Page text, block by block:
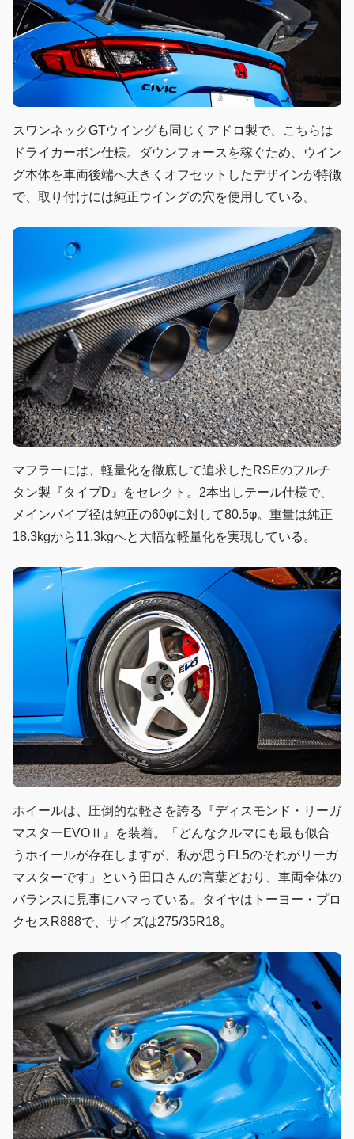
スワンネックGTウイングも同じくアドロ製で、こちらは
ドライカーボン仕様。ダウンフォースを稼ぐため、ウイン
グ本体を車両後端へ大きくオフセットしたデザインが特徴
で、取り付けには純正ウイングの穴を使用している。
マフラーには、軽量化を徹底して追求したRSEのフルチ
タン製『タイプD』をセレクト。2本出しテール仕様で、
メインパイプ径は純正の60φに対して80.5φ。重量は純正
18.3kgから11.3kgへと大幅な軽量化を実現している。
ホイールは、圧倒的な軽さを誇る『ディスモンド・リーガ
マスターEVOⅡ』を装着。「どんなクルマにも最も似合
うホイールが存在しますが、私が思うFL5のそれがリーガ
マスターです」という田口さんの言葉どおり、車両全体の
バランスに見事にハマっている。タイヤはトーヨー・プロ
クセスR888で、サイズは275/35R18。